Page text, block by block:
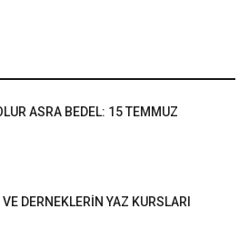
ASRA BEDEL: 15 TEMMUZ
DERNEKLERİN YAZ KURSLARI